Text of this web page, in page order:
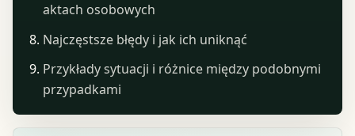
aktach osobowych
Najczęstsze błędy i jak ich uniknąć
Przykłady sytuacji i różnice między podobnymi
przypadkami